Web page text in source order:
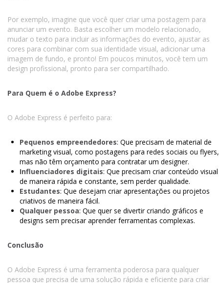
Por exemplo, imagine que você quer criar uma postagem para
anunciar um evento. Basta escolher um modelo relacionado,
mudar o texto para incluir as informações do evento, ajustar as
cores para combinar com sua identidade visual, adicionar uma
imagem de fundo, e pronto! Em poucos minutos, você tem um
design profissional, pronto para ser compartilhado.
Para Quem é o Adobe Express?
O Adobe Express é perfeito para:
Pequenos empreendedores: Que precisam de material de
marketing visual, como postagens para redes sociais ou flyers,
mas não têm orçamento para contratar um designer.
Influenciadores digitais: Que precisam criar conteúdo visual
de maneira rápida e constante, sem perder qualidade.
Estudantes: Que desejam criar apresentações ou projetos
criativos de maneira fácil.
Qualquer pessoa: Que quer se divertir criando gráficos e
designs sem precisar aprender ferramentas complexas.
Conclusão
O Adobe Express é uma ferramenta poderosa para qualquer
pessoa que precisa de uma solução rápida e eficiente para criar